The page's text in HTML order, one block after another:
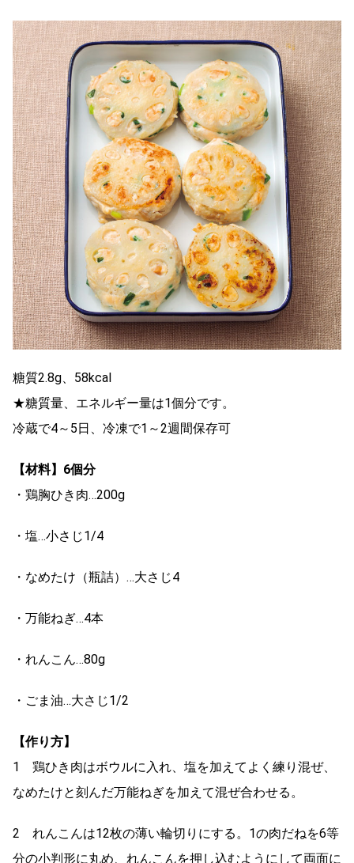
糖質2.8g、58kcal
★糖質量、エネルギー量は1個分です。
冷蔵で4～5日、冷凍で1～2週間保存可
【材料】6個分
・鶏胸ひき肉…200g
・塩…小さじ1/4
・なめたけ（瓶詰）…大さじ4
・万能ねぎ…4本
・れんこん…80g
・ごま油…大さじ1/2
【作り方】
1 鶏ひき肉はボウルに入れ、塩を加えてよく練り混ぜ、
なめたけと刻んだ万能ねぎを加えて混ぜ合わせる。
2 れんこんは12枚の薄い輪切りにする。1の肉だねを6等
分の小判形に丸め、れんこんを押し込むようにして両面に